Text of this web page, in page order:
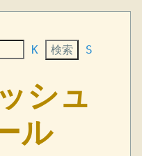
K S
シュ
ル